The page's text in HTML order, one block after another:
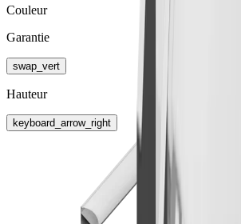
Couleur
Garantie
swap_vert
Hauteur
keyboard_arrow_right